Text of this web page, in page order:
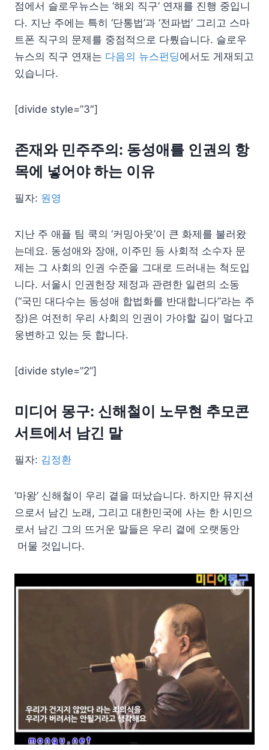
점에서 슬로우뉴스는 ‘해외 직구’ 연재를 진행 중입니
다. 지난 주에는 특히 ‘단통법’과 ‘전파법’ 그리고 스마
트폰 직구의 문제를 중점적으로 다뤘습니다. 슬로우
뉴스의 직구 연재는 다음의 뉴스펀딩에서도 게재되고
있습니다.
[divide style=”3″]
존재와 민주주의: 동성애를 인권의 항
목에 넣어야 하는 이유
필자: 원영
지난 주 애플 팀 쿡의 ‘커밍아웃’이 큰 화제를 불러왔
는데요. 동성애와 장애, 이주민 등 사회적 소수자 문
제는 그 사회의 인권 수준을 그대로 드러내는 척도입
니다. 서울시 인권헌장 제정과 관련한 일련의 소동
(“국민 대다수는 동성애 합법화를 반대합니다”라는 주
장)은 여전히 우리 사회의 인권이 가야할 길이 멀다고
웅변하고 있는 듯 합니다.
[divide style=”2”]
미디어 몽구: 신해철이 노무현 추모콘
서트에서 남긴 말
필자: 김정환
‘마왕’ 신해철이 우리 곁을 떠났습니다. 하지만 뮤지션
으로서 남긴 노래, 그리고 대한민국에 사는 한 시민으
로서 남긴 그의 뜨거운 말들은 우리 곁에 오랫동안
머물 것입니다.